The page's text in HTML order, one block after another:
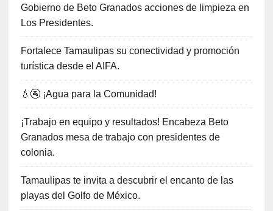
Gobierno de Beto Granados acciones de limpieza en
Los Presidentes.
Fortalece Tamaulipas su conectividad y promoción
turística desde el AIFA.
💧🚰 ¡Agua para la Comunidad!
¡Trabajo en equipo y resultados! Encabeza Beto
Granados mesa de trabajo con presidentes de
colonia.
Tamaulipas te invita a descubrir el encanto de las
playas del Golfo de México.